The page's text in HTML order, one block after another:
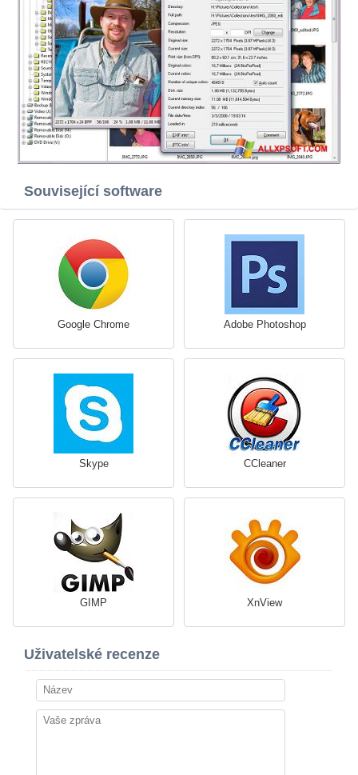
Související software
Google Chrome Adobe Photoshop
Skype CCleaner
GIMP XnView
Uživatelské recenze